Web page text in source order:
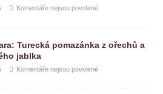
Komentáře nejsou povolené
Turecká pomazánka z ořechů a
jablka
Komentáře nejsou povolené